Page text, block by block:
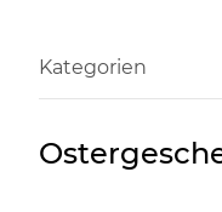
Kategorien